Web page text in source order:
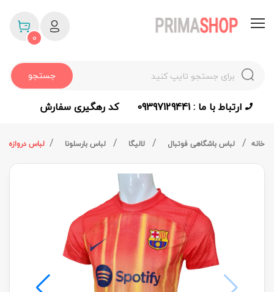
جستجو
0
ارتباط با ما : 09397129441 کد رهگیری سفارش
خانه لباس باشگاهی فوتبال لالیگا لباس بارسلونا لباس دروازه بانی